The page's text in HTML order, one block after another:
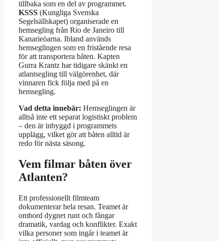
tillbaka som en del av programmet.
KSSS (Kungliga Svenska
Segelsällskapet) organiserade en
hemsegling från Rio de Janeiro till
Kanarieöarna. Ibland används
hemseglingen som en fristående resa
för att transportera båten. Kapten
Gurra Krantz har tidigare skänkt en
atlantsegling till välgörenhet, där
vinnaren fick följa med på en
hemsegling.
Vad detta innebär: Hemseglingen är
alltså inte ett separat logistiskt problem
– den är inbyggd i programmets
upplägg, vilket gör att båten alltid är
redo för nästa säsong.
Vem filmar båten över
Atlanten?
Ett professionellt filmteam
dokumenterar hela resan. Teamet är
ombord dygnet runt och fångar
dramatik, vardag och konflikter. Exakt
vilka personer som ingår i teamet är